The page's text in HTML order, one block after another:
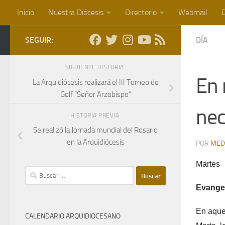
Saltar al contenido
Inicio Nuestra Diócesis Directorio Webmail
DÍA
En
POR
Martes
En
SEGUIR:
SIGUIENTE HISTORIA
La Arquidiócesis realizará el III Torneo de
Golf “Señor Arzobispo”
HISTORIA PREVIA
Se realizó la Jornada mundial del Rosario
en la Arquidiócesis
Buscar:
CALENDARIO ARQUIDIOCESANO